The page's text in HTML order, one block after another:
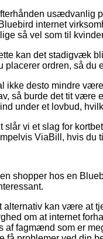
usædvanlig
internet
så vel som til
kan det stadigvæk
placerer ordren, så du
ikke desto mindre
så burde det tit være
under et lovbud,
slår vi et slag for
ViaBill, hvis du
shopper hos en
alternativ kan være at
om at internet
af fagmænd som er